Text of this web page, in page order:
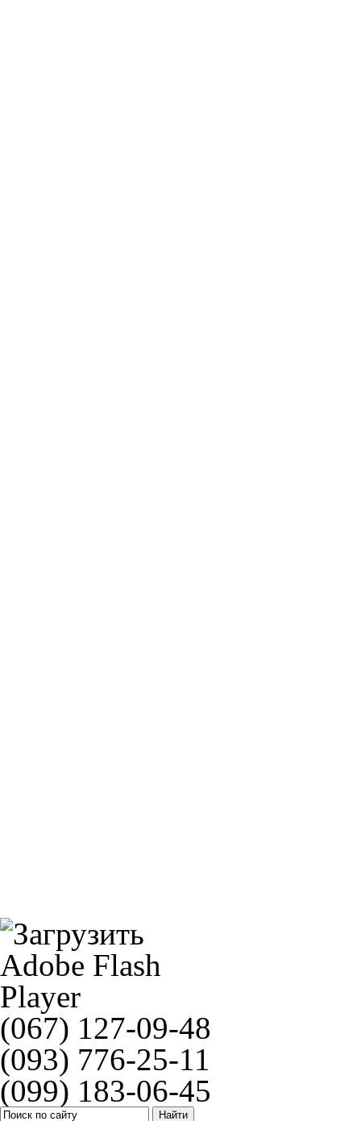
(067) 127-09-48
(093) 776-25-11
(099) 183-06-45